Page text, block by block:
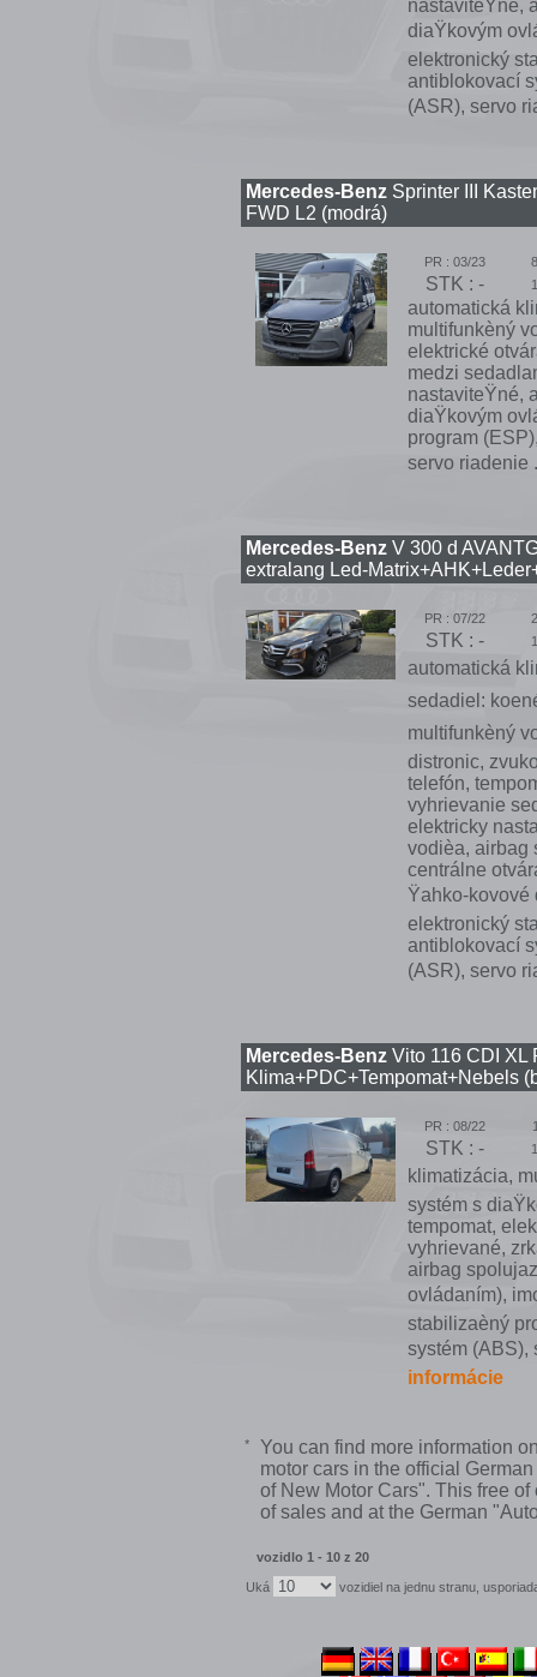
nastaviteŸné,
diaŸkovým
elektronický
antiblokovací
(ASR), servo
Mercedes-Benz Sprinter III
FWD L2 (modrá)
PR : 03/23
STK : -
automatická
multifunkèný
elektrické
medzi
nastaviteŸné,
diaŸkovým
program
servo riadenie
Mercedes-Benz V 300 d
extralang Led-
PR : 07/22
STK : -
automatická
sedadiel:
multifunkèný
distronic,
telefón,
vyhrievanie
elektricky
vodièa, airbag
centrálne
Ÿahko-kovové
elektronický
antiblokovací
(ASR), servo
Mercedes-Benz Vito 116 CDI XL
Klima+PDC+Tempomat+Nebels
PR : 08/22
STK : -
klimatizácia,
systém s
tempomat,
vyhrievané,
airbag
ovládaním),
stabilizaèný
systém (ABS),
informácie
*
You can find more information
motor cars in the official
of New Motor Cars". This free
of sales and at the German
vozidlo 1 - 10 z 20
Uká vozidiel na jednu stranu,